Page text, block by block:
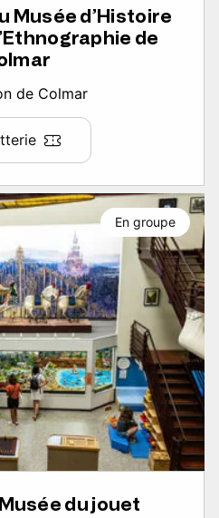
Musée d’Histoire
de
de Colmar
du jouet
En groupe